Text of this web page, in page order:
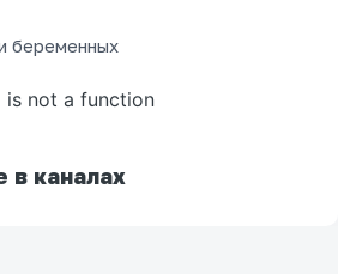
беременных
is not a function
в каналах